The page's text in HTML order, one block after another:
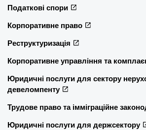
Податкові спори
Корпоративне право
Реструктуризація
Корпоративне управління та
Юридичні послуги для сектору
девеломпенту
Трудове право та імміграційне
Юридичні послуги для держсектору